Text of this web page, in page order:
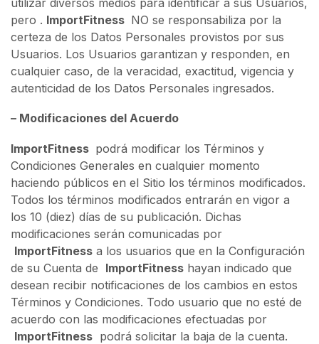
pero . ImportFitness NO se responsabiliza por la
certeza de los Datos Personales provistos por sus
Usuarios. Los Usuarios garantizan y responden, en
cualquier caso, de la veracidad, exactitud, vigencia y
autenticidad de los Datos Personales ingresados.
– Modificaciones del Acuerdo
ImportFitness podrá modificar los Términos y
Condiciones Generales en cualquier momento
haciendo públicos en el Sitio los términos modificados.
Todos los términos modificados entrarán en vigor a
los 10 (diez) días de su publicación. Dichas
modificaciones serán comunicadas por
ImportFitness a los usuarios que en la Configuración
de su Cuenta de ImportFitness hayan indicado que
desean recibir notificaciones de los cambios en estos
Términos y Condiciones. Todo usuario que no esté de
acuerdo con las modificaciones efectuadas por
ImportFitness podrá solicitar la baja de la cuenta.